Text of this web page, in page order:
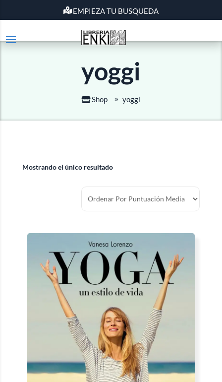
EMPIEZA TU BUSQUEDA
yoggi
Shop yoggi
Mostrando el único resultado